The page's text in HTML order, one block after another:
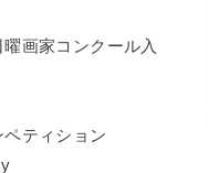
画家コンクール入
ティション